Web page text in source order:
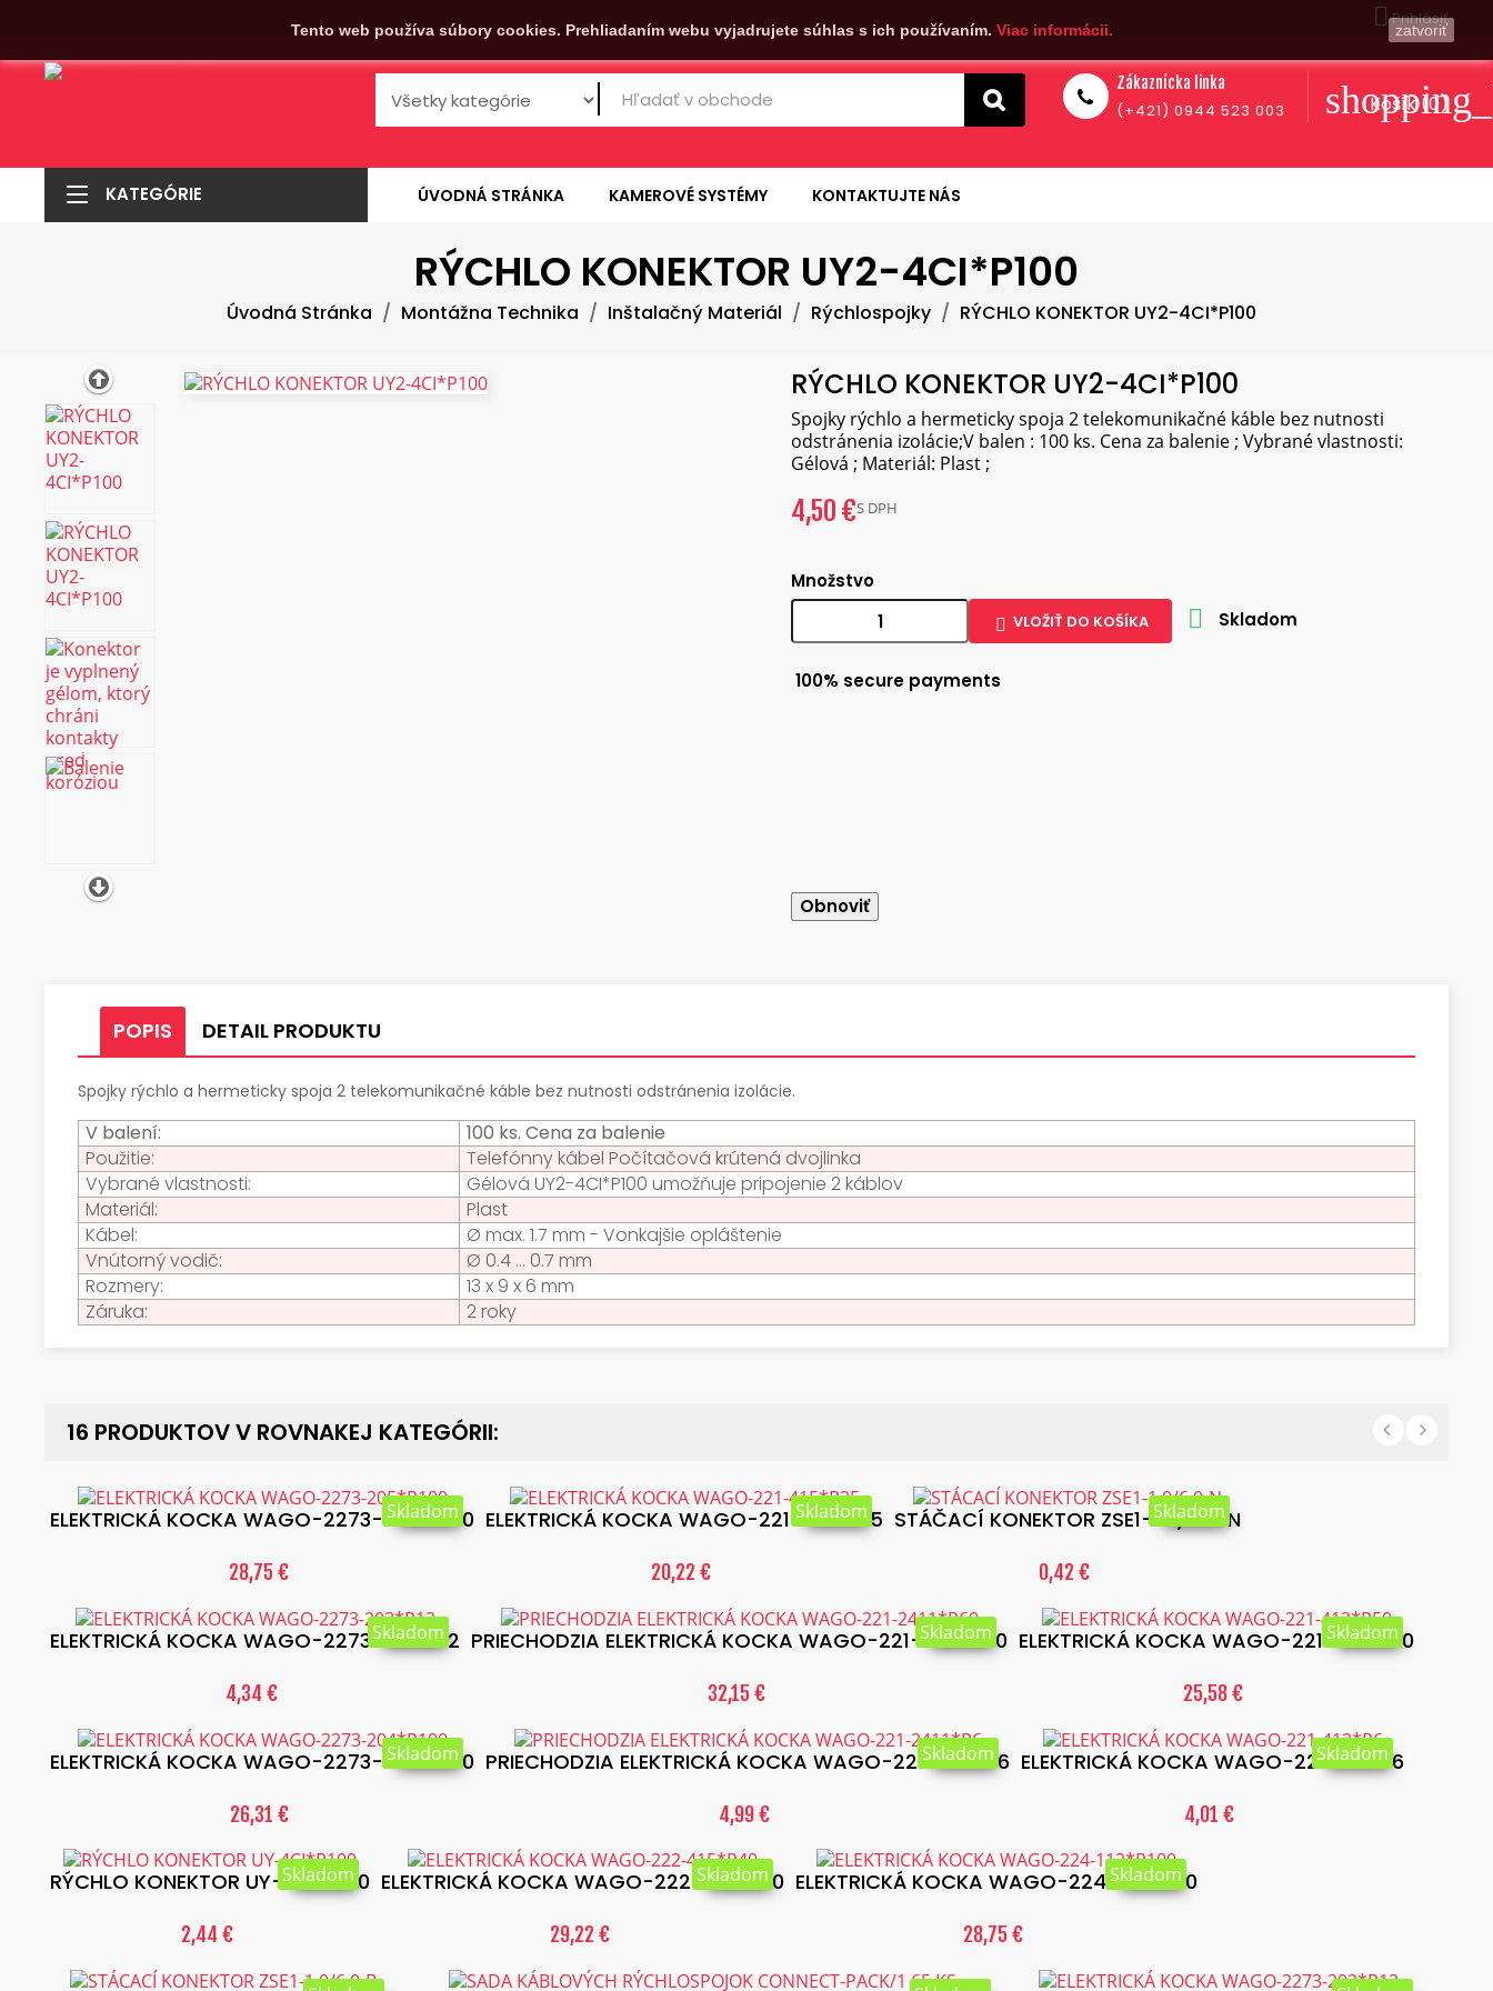
Tento web používa súbory cookies. Prehliadaním webu vyjadrujete súhlas s ich používaním. Viac informácii. zatvoriť
 Prihlásiť
Košík (0)
Zákaznícka linka
(+421) 0944 523 003
ÚVODNÁ STRÁNKA KAMEROVÉ SYSTÉMY KONTAKTUJTE NÁS
KATEGÓRIE
RÝCHLO KONEKTOR UY2-4CI*P100
Úvodná Stránka Montážna Technika Inštalačný Materiál Rýchlospojky RÝCHLO KONEKTOR UY2-4CI*P100
RÝCHLO KONEKTOR UY2-4CI*P100
Spojky rýchlo a hermeticky spoja 2 telekomunikačné káble bez nutnosti
odstránenia izolácie;V balen : 100 ks. Cena za balenie ; Vybrané vlastnosti:
Gélová ; Materiál: Plast ;
4,50 €S DPH
Množstvo
 VLOŽIŤ DO KOŠÍKA  Skladom
100% secure payments
POPIS DETAIL PRODUKTU
Spojky rýchlo a hermeticky spoja 2 telekomunikačné káble bez nutnosti odstránenia izolácie.
V balení:
100 ks. Cena za balenie
Použitie:
Telefónny kábel Počítačová krútená dvojlinka
Vybrané vlastnosti:
Gélová UY2-4CI*P100 umožňuje pripojenie 2 káblov
Materiál:
Plast
Kábel:
Ø max. 1.7 mm - Vonkajšie opláštenie
Vnútorný vodič:
Ø 0.4 ... 0.7 mm
Rozmery:
13 x 9 x 6 mm
Záruka:
2 roky
16 PRODUKTOV V ROVNAKEJ KATEGÓRII:
ELEKTRICKÁ KOCKA WAGO-2273-205*P100
28,75 €
Skladom ELEKTRICKÁ KOCKA WAGO-221-415*P25
20,22 €
Skladom STÁČACÍ KONEKTOR ZSE1-1.0/6.0-N
0,42 €
Skladom
ELEKTRICKÁ KOCKA WAGO-2273-203*P12
4,34 €
Skladom PRIECHODZIA ELEKTRICKÁ KOCKA WAGO-221-2411*P60
32,15 €
Skladom ELEKTRICKÁ KOCKA WAGO-221-413*P50
25,58 €
Skladom
ELEKTRICKÁ KOCKA WAGO-2273-204*P100
26,31 €
Skladom PRIECHODZIA ELEKTRICKÁ KOCKA WAGO-221-2411*P6
4,99 €
Skladom ELEKTRICKÁ KOCKA WAGO-221-412*P6
4,01 €
Skladom
RÝCHLO KONEKTOR UY-4CI*P100
2,44 €
Skladom ELEKTRICKÁ KOCKA WAGO-222-415*P40
29,22 €
Skladom ELEKTRICKÁ KOCKA WAGO-224-112*P100
28,75 €
Skladom